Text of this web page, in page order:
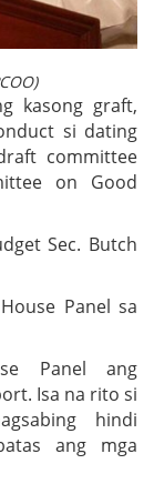
kasong graft,
si dating
committee
on Good
Sec. Butch
Panel sa
Panel ang
Isa na rito si
hindi
ang mga